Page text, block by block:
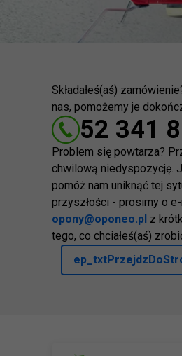
Składałeś(aś)
nas, pomożemy je
52 341
Problem się powtarza?
chwilową niedyspozycję.
pomóż nam uniknąć tej
przyszłości - prosimy o
opony@oponeo.pl z
tego, co chciałeś(aś)